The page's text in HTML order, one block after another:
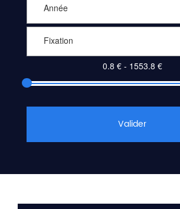
Année
Fixation
Valider